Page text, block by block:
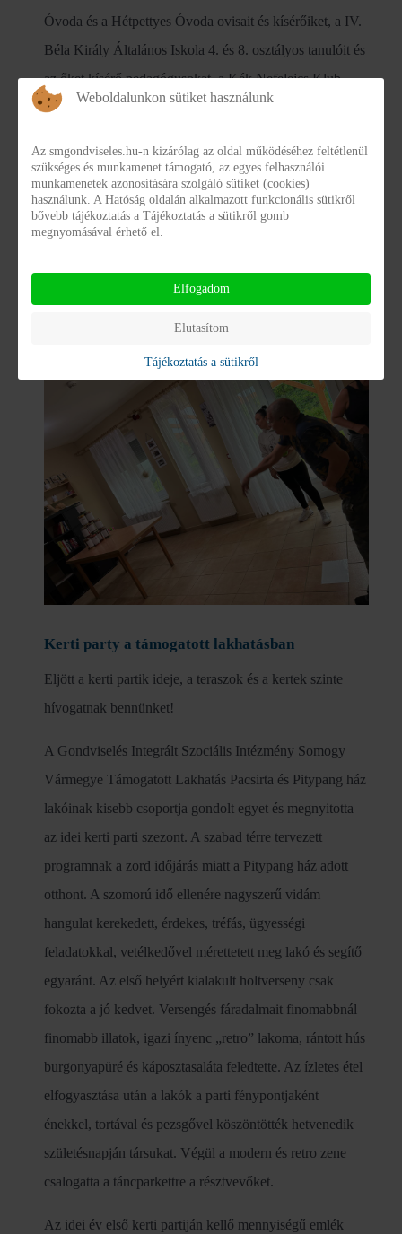
Óvoda és a Hétpettyes Óvoda ovisait és kísérőiket, a IV.
Béla Király Általános Iskola 4. és 8. osztályos tanulóit és
az őket kísérő pedagógusokat, a Kék Nefelejcs Klub
tagjait, valamint az egyénileg érkező érdeklődőket.
otthon, és az ott élő ellátottak iránt, valamint az
intézményben folyó munka szépségének, tartalmának
megismertetését, a dolgozók munkájának elismerését. A
megrendezésre kerül a következő évben is.
Kerti party a támogatott lakhatásban
Eljött a kerti partik ideje, a teraszok és a kertek szinte
hívogatnak bennünket!
A Gondviselés Integrált Szociális Intézmény Somogy
Vármegye Támogatott Lakhatás Pacsirta és Pitypang ház
lakóinak kisebb csoportja gondolt egyet és megnyitotta
az idei kerti parti szezont. A szabad térre tervezett
programnak a zord időjárás miatt a Pitypang ház adott
otthont. A szomorú idő ellenére nagyszerű vidám
hangulat kerekedett, érdekes, tréfás, ügyességi
feladatokkal, vetélkedővel mérettetett meg lakó és segítő
egyaránt. Az első helyért kialakult holtverseny csak
fokozta a jó kedvet. Versengés fáradalmait finomabbnál
finomabb illatok, igazi ínyenc „retro” lakoma, rántott hús
burgonyapüré és káposztasaláta feledtette. Az ízletes étel
elfogyasztása után a lakók a parti fénypontjaként
énekkel, tortával és pezsgővel köszöntötték hetvenedik
születésnapján társukat. Végül a modern és retro zene
csalogatta a táncparkettre a résztvevőket.
Az idei év első kerti partiján kellő mennyiségű emlék
Weboldalunkon sütiket használunk
Az smgondviseles.hu-n kizárólag az oldal működéséhez feltétlenül
szükséges és munkamenet támogató, az egyes felhasználói
munkamenetek azonosítására szolgáló sütiket (cookies)
használunk. A Hatóság oldalán alkalmazott funkcionális sütikről
bővebb tájékoztatás a Tájékoztatás a sütikről gomb
megnyomásával érhető el.
Elfogadom
Elutasítom
Tájékoztatás a sütikről